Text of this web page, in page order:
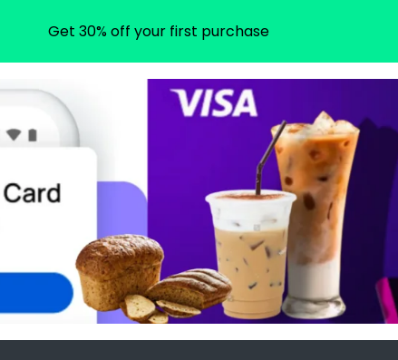
Get 30% off your first purchase